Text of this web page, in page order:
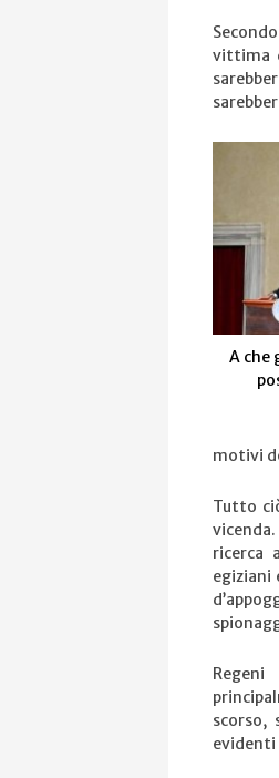
vittima
A che
motivi
Tutto
ricerca
egiziani
scorso,